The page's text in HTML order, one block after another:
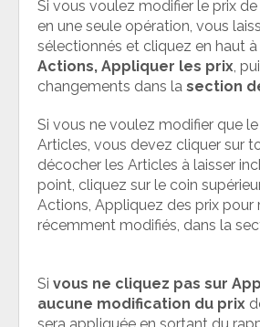
Si vous voulez modifier le prix
en une seule opération, vous
sélectionnés et cliquez en haut
Actions, Appliquer les prix ,
changements dans la section
Si vous ne voulez modifier que
Articles, vous devez cliquer sur
décocher les Articles à laisser
point, cliquez sur le coin
Actions, Appliquez des prix pour
récemment modifiés, dans la
Si vous ne cliquez pas sur
aucune modification du prix
sera appliquée en sortant du